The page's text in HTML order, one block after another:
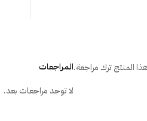
المراجعات
لا توجد مراجعات بعد.
المنتج ترك مراجعة.